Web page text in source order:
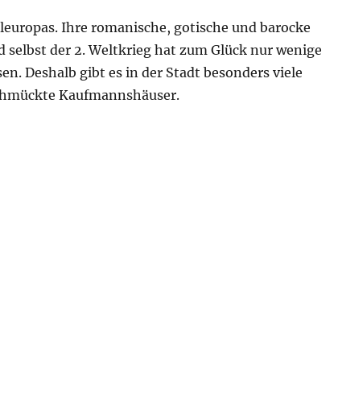
Ihre romanische, gotische und barocke
der 2. Weltkrieg hat zum Glück nur wenige
Deshalb gibt es in der Stadt besonders viele
Kaufmannshäuser.